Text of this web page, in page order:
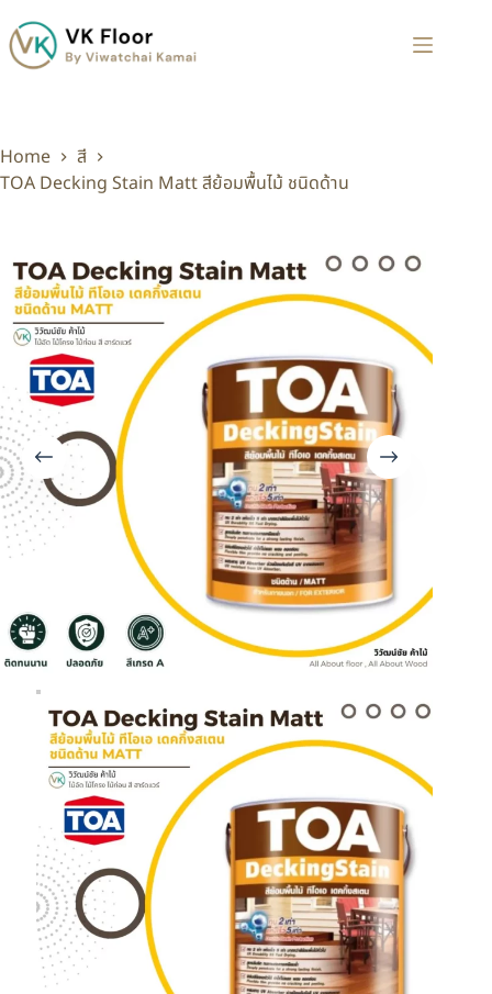
Home
สี
TOA Decking Stain Matt สีย้อมพื้นไม้ ชนิดด้าน